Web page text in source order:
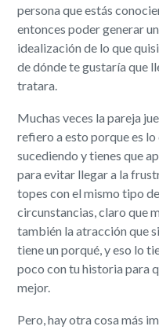
persona que estás
entonces poder generar
idealización de lo que
de dónde te gustaría que
tratara.
Muchas veces la pareja
refiero a esto porque es lo
sucediendo y tienes que
para evitar llegar a la
topes con el mismo tipo
circunstancias, claro que
también la atracción que
tiene un porqué, y eso lo
poco con tu historia para
mejor.
Pero, hay otra cosa más